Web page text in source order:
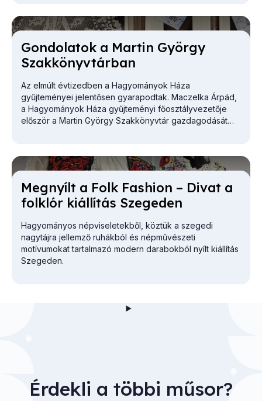
Gon­do­la­tok a Mar­tin György
Szak­könyv­tár­ban
Az elmúlt évtizedben a Hagyományok Háza
gyűjteményei jelentősen gyarapodtak. Maczelka Árpád,
a Hagyományok Háza gyűjteményi főosztályvezetője
először a Martin György Szakkönyvtár gazdagodását
Meg­nyílt a Folk Fashi­on – Di­vat a
folk­lór ki­ál­lí­tás Sze­ge­den
Hagyományos népviseletekből, köztük a szegedi
nagytájra jellemző ruhákból és népművészeti
motívumokat tartalmazó modern darabokból nyílt kiállítás
Szegeden.
Érdekli a többi műsor?